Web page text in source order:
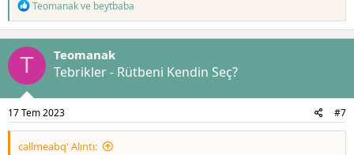
T
p
k
i
e
r
Teomanakve beytbaba
T Teomanak
Tebrikler - Rütbeni Kendin Seç?
17 Tem 2023 #7
callmeabq' Alıntı: